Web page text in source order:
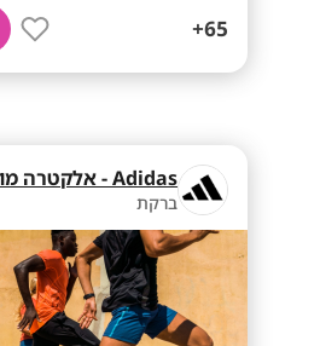
65+
ברקת